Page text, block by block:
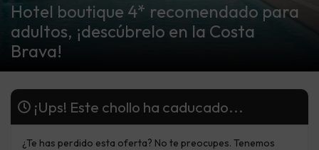
Hotel boutique 4* recomendado para
adultos, ¡descúbrelo en la Costa
Brava!
¡Ups! Este chollo ha caducado...
¿Te has perdido esta oferta? No te preocupes. Tenemos